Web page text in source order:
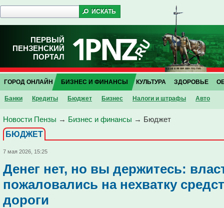
ПЕРВЫЙ
ПЕНЗЕНСКИЙ
ПОРТАЛ
ГОРОД ОНЛАЙН БИЗНЕС И ФИНАНСЫ
Банки Кредиты Бюджет Бизнес Налоги и штрафы Авто
КУЛЬТУРА ЗДОРОВЬЕ
Новости Пензы → Бизнес и финансы → Бюджет
БЮДЖЕТ
7 мая 2026, 15:25
Денег нет, но вы держитесь:
пожаловались на нехватку
дороги